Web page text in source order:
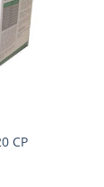
CP